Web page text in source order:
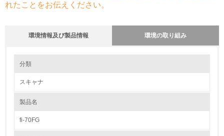
れたことをお伝えください。
環境情報及び製品情報 環境の取り組み
1.環境取り組み体制
分類
スキャナ
製品名
fi-70FG